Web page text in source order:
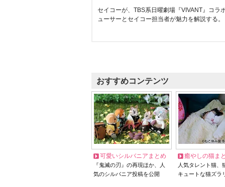
セイコーが、TBS系日曜劇場『VIVANT』コラ
ューサーとセイコー担当者が魅力を解説する。
おすすめコンテンツ
可愛いシルバニアまとめ
『鬼滅の刃』の再現ほか、人
気のシルバニア投稿を公開
癒やしの猫ま
人気タレント猫
キュートな猫ズラ